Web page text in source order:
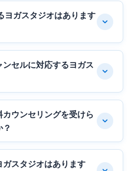
ヨガスタジオはあります
セルに対応するヨガス
ウンセリングを受けら
スタジオはあります